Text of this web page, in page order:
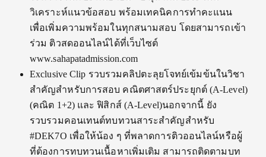
วิเคราะห์แนวข้อสอบ พร้อมเทคนิคการทำคะแนน
เพื่อเพิ่มความพร้อมในทุกสนามสอบ โดยสามารถเข้า
ร่วม ติวสดออนไลน์ได้ที่เว็บไซต์
www.sahapatadmission.com
Exclusive Clip รวบรวมคลิปตะลุยโจทย์เข้มข้นในวิชา
สำคัญสำหรับการสอบ คณิตศาสตร์ประยุกต์ (A-Level)
(คณิต 1+2) และ ฟิสิกส์ (A-Level)นอกจากนี้ ยัง
รวบรวมคอนเทนต์ทบทวนสาระสำคัญสำหรับ
#DEK7O เพื่อให้น้อง ๆ ที่พลาดการติวออนไลน์หรือผู้
ที่ต้องการทบทวนเนื้อหาเพิ่มเติม สามารถติดตามบท